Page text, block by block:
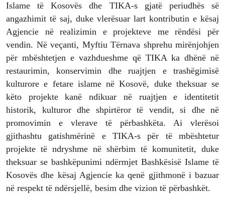
Islame të Kosovës dhe TIKA-s gjatë periudhës së
angazhimit të saj, duke vlerësuar lart kontributin e kësaj
Agjencie në realizimin e projekteve me rëndësi për
vendin. Në veçanti, Myftiu Tërnava shprehu mirënjohjen
për mbështetjen e vazhdueshme që TIKA ka dhënë në
restaurimin, konservimin dhe ruajtjen e trashëgimisë
kulturore e fetare islame në Kosovë, duke theksuar se
këto projekte kanë ndikuar në ruajtjen e identitetit
historik, kulturor dhe shpirtëror të vendit, si dhe në
promovimin e vlerave të përbashkëta. Ai vlerësoi
gjithashtu gatishmërinë e TIKA-s për të mbështetur
projekte të ndryshme në shërbim të komunitetit, duke
theksuar se bashkëpunimi ndërmjet Bashkësisë Islame të
Kosovës dhe kësaj Agjencie ka qenë gjithmonë i bazuar
në respekt të ndërsjellë, besim dhe vizion të përbashkët.